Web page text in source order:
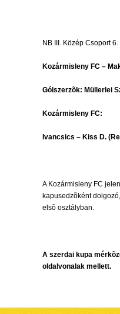
NB III. Közép Csoport
Kozármisleny FC –
Gólszerzõk: Müllerlei
Kozármisleny FC:
Ivancsics – Kiss D.
A Kozármisleny FC
kapusedzõként
elsõ osztályban.
A szerdai kupa
oldalvonalak mellett.